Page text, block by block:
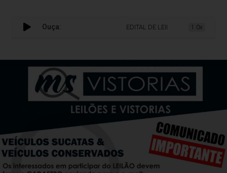
Ouça: EDITAL DE LEILÃO Nº 02393/2021
1.0x